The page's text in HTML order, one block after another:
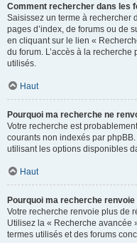
Comment rechercher dans les
Saisissez un terme à rechercher
pages d’index, de forums ou de
en cliquant sur le lien «
du forum. L’accès à la
utilisés.
Haut
Pourquoi ma recherche ne
Votre recherche est
courants non indexés par
utilisant les options disponibles
Haut
Pourquoi ma recherche renvoie
Votre recherche renvoie plus de
Utilisez la « Recherche avancée
termes utilisés et des forums